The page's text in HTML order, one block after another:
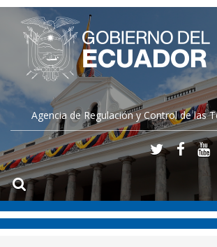
Agencia de Regulación y Control de las